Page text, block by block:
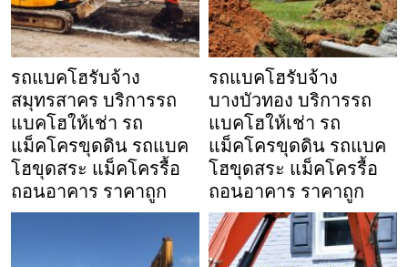
รถแบคโฮรับจ้าง
สมุทรสาคร บริการรถ
แบคโฮให้เช่า รถ
แม็คโครขุดดิน รถแบค
โฮขุดสระ แม็คโครรื้อ
ถอนอาคาร ราคาถูก
รถแบคโฮรับจ้าง
บางบัวทอง บริการรถ
แบคโฮให้เช่า รถ
แม็คโครขุดดิน รถแบค
โฮขุดสระ แม็คโครรื้อ
ถอนอาคาร ราคาถูก